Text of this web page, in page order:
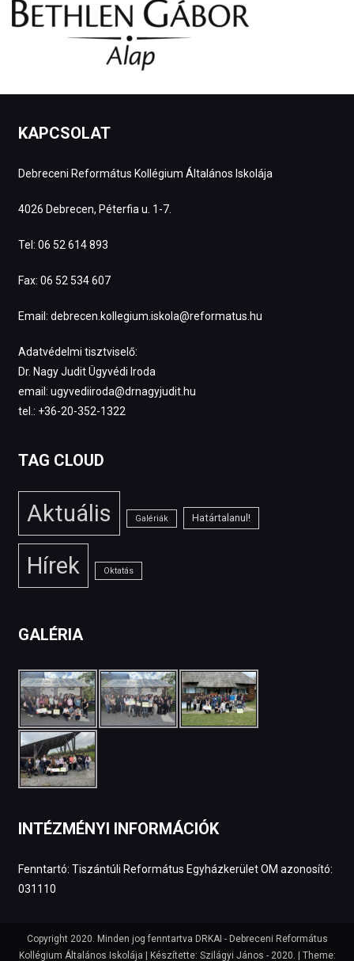
KAPCSOLAT
Debreceni Református Kollégium Általános Iskolája
4026 Debrecen, Péterfia u. 1-7.
Tel: 06 52 614 893
Fax: 06 52 534 607
Email: debrecen.kollegium.iskola@reformatus.hu
Adatvédelmi tisztviselő:
Dr. Nagy Judit Ügyvédi Iroda
email: ugyvediiroda@drnagyjudit.hu
tel.: +36-20-352-1322
TAG CLOUD
Aktuális Galériák Határtalanul!
Hírek Oktatás
GALÉRIA
INTÉZMÉNYI INFORMÁCIÓK
Fenntartó: Tiszántúli Református Egyházkerület OM azonosító:
031110
Copyright 2020. Minden jog fenntartva DRKAI - Debreceni Református
Kollégium Általános Iskolája | Készítette: Szilágyi János - 2020.
Theme: